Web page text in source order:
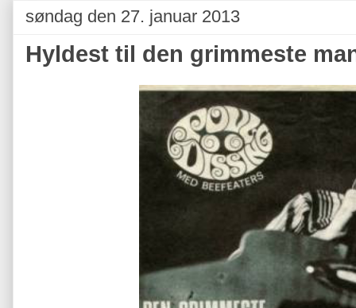
søndag den 27. januar 2013
Hyldest til den grimmeste